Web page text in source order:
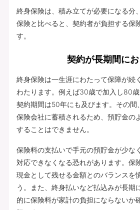
終身保険は、積み立てが必要になる分
保険と比べると、契約者が負担する保
す。
契約が長期間に
終身保険は一生涯にわたって保障が続
わたります。例えば30歳で加入し80歳
契約期間は50年にも及びます。その間
保険会社に蓄積されるため、預貯金の
することはできません。
保険料の支払いで手元の預貯金が少な
対応できなくなる恐れがあります。保
現金として残せる金額とのバランスを
う。また、終身払いなど払込みが長期
的に保険料が家計の負担にならないか